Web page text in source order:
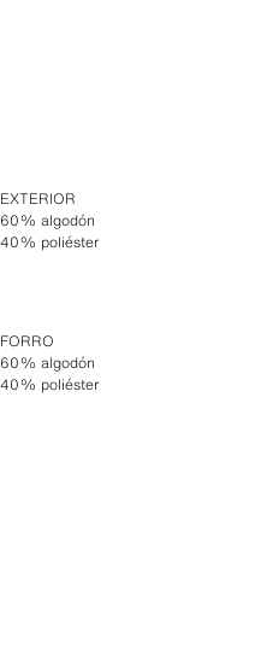
EXTERIOR
60% algodón
40% poliéster
FORRO
60% algodón
40% poliéster